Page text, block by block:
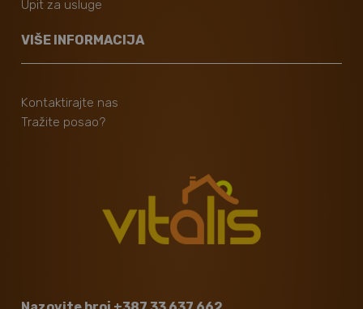
Upit za usluge
VIŠE INFORMACIJA
Kontaktirajte nas
Tražite posao?